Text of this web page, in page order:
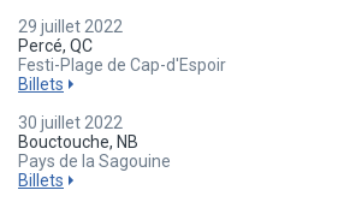
29 juillet 2022
Percé, QC
Festi-Plage de Cap-d'Espoir
Billets
30 juillet 2022
Bouctouche, NB
Pays de la Sagouine
Billets